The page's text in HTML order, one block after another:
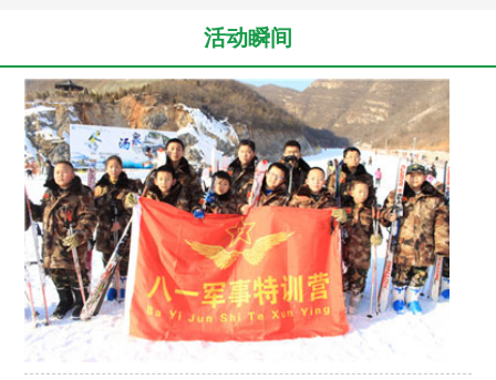
活动瞬间